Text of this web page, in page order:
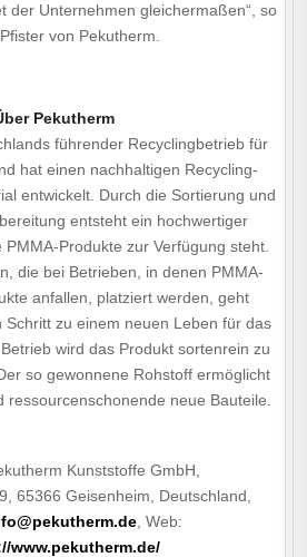
der Unternehmen gleichermaßen“, so
von Pekutherm.
Pekutherm
führender Recyclingbetrieb für
hat einen nachhaltigen Recycling-
entwickelt. Durch die Sortierung und
entsteht ein hochwertiger
Produkte zur Verfügung steht.
die bei Betrieben, in denen PMMA-
anfallen, platziert werden, geht
Schritt zu einem neuen Leben für das
wird das Produkt sortenrein zu
so gewonnene Rohstoff ermöglicht
ressourcenschonende neue Bauteile.
Kunststoffe GmbH,
65366 Geisenheim, Deutschland,
, Web:
www.pekutherm.de/